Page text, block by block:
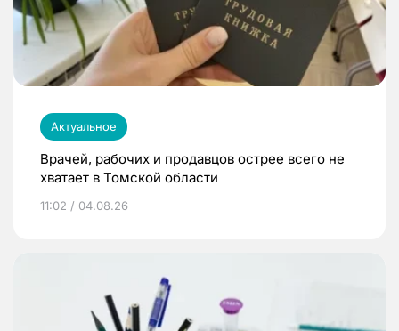
Актуальное
Врачей, рабочих и продавцов острее всего не
хватает в Томской области
11:02 / 04.08.26